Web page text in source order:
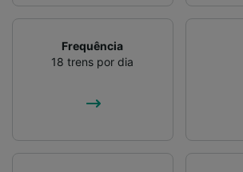
Frequência
18 trens por dia